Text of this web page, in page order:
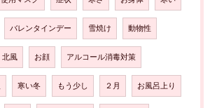
バレンタインデー 雪焼け 動物性
北風 お顔 アルコール消毒対策
寒い冬 もう少し ２月 お風呂上り